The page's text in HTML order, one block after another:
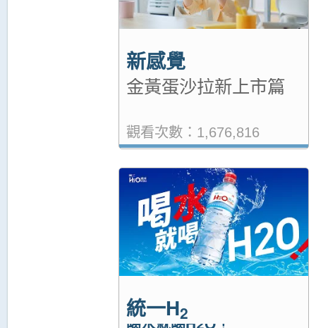
新感覺
金黃蛋沙拉新上市篇
觀看次數：1,676,816
統一H2
喝水就喝H2O！